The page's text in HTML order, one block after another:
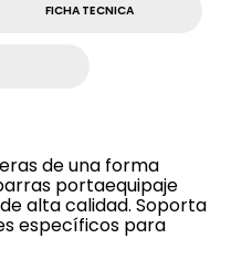
FICHA TECNICA
de una forma
portaequipaje
alta calidad. Soporta
específicos para